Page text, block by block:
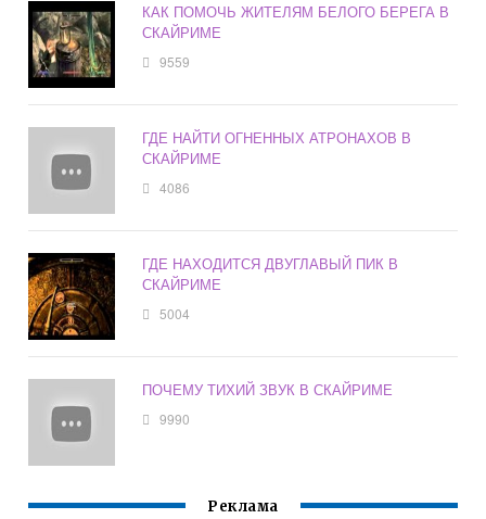
КАК ПОМОЧЬ ЖИТЕЛЯМ БЕЛОГО БЕРЕГА В
СКАЙРИМЕ
9559
ГДЕ НАЙТИ ОГНЕННЫХ АТРОНАХОВ В
СКАЙРИМЕ
4086
ГДЕ НАХОДИТСЯ ДВУГЛАВЫЙ ПИК В
СКАЙРИМЕ
5004
ПОЧЕМУ ТИХИЙ ЗВУК В СКАЙРИМЕ
9990
Реклама